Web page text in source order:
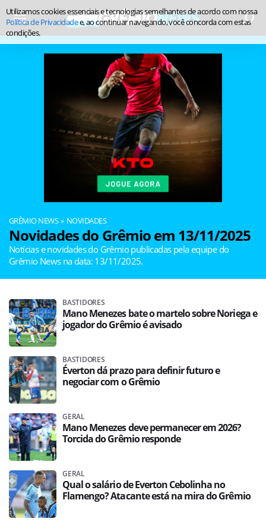
GRÊMIO NEWS NOVIDADES
Novidades do Grêmio em 13/11/2025
Notícias e novidades do Grêmio publicadas pela equipe do
Grêmio News na data: 13/11/2025.
BASTIDORES
Mano Menezes bate o martelo sobre Noriega e
jogador do Grêmio é avisado
BASTIDORES
Éverton dá prazo para definir futuro e
negociar com o Grêmio
GERAL
Mano Menezes deve permanecer em 2026?
Torcida do Grêmio responde
GERAL
Qual o salário de Everton Cebolinha no
Flamengo? Atacante está na mira do Grêmio
Utilizamos cookies essenciais e tecnologias semelhantes de acordo com nossa
Política de Privacidadee, ao continuar navegando, você concorda com estas
condições.